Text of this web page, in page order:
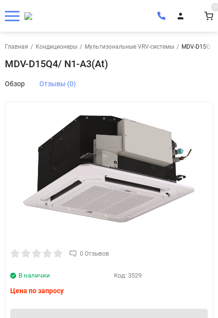
0
Главная / Кондиционеры / Мультизональные VRV-системы / MDV-
MDV-D15Q4/ N1-A3(At)
Обзор Отзывы (0)
0 Отзывов
Код: 3529
В наличии
Цена по запросу